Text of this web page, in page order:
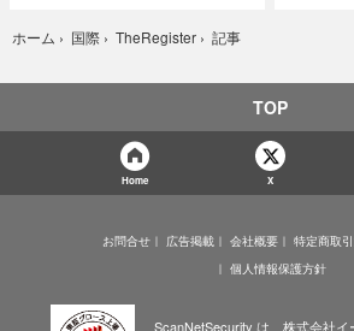
ホーム › 国際 › TheRegister › 記事
TOP
Home X
お問合せ 広告掲載 会社概要
特定商取
個人情報保護方針
ScanNetSecurity は、株式会社